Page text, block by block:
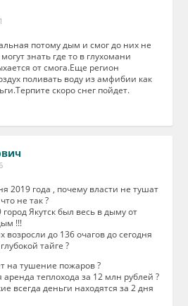
потому дым и смог до них не
знать где то в глухомани
от смога.Еще регион
поливать воду из амфибии как
скоро снег пойдет.
2019 года , почему власти не тушат
не так ?
Якутск был весь в дыму от
!!!
до 136 очагов до сегодня
тайге ?
на тушение пожаров ?
аренда теплохода за 12 млн рублей ?
всегда деньги находятся за 2 дня